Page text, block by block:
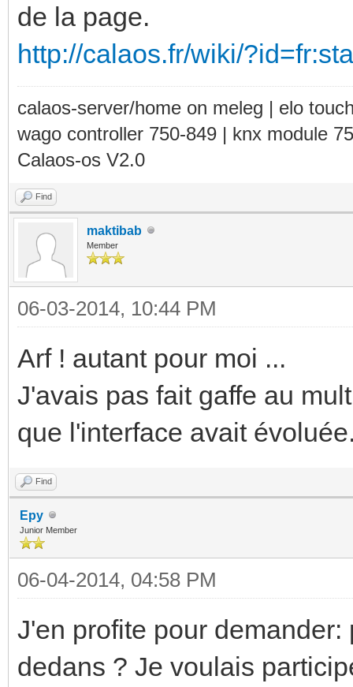
de la page.
http://calaos.fr/wiki/
calaos-server/home on meleg | elo
wago controller 750-849 | knx module
Calaos-os V2.0
Find
maktibab
Member
06-03-2014, 10:44 PM
Arf ! autant pour moi ...
J'avais pas fait gaffe au
que l'interface avait
Find
Epy
Junior Member
06-04-2014, 04:58 PM
J'en profite pour
dedans ? Je voulais